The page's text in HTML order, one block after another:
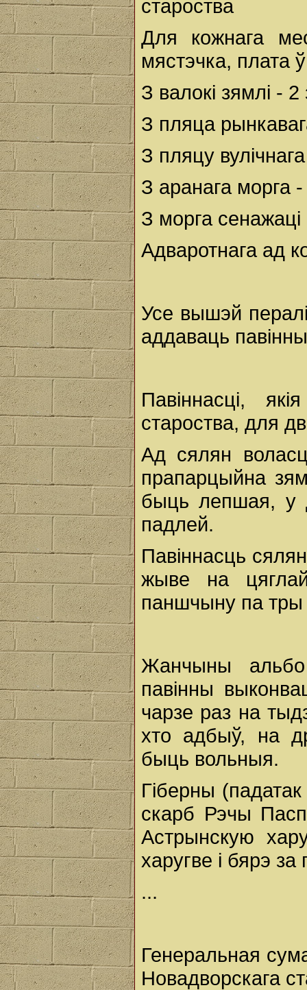
староства
Для кожнага
мястэчка, плата
З валокі зямлі - 2
З пляца
З пляцу
З аранага морга -
З морга
Адваротнага ад
Усе вышэй
аддаваць
Павіннасці,
староства, для
Ад сялян
прапарцыйна
быць лепшая, у
падлей.
Павіннасць
жыве на
паншчыну па тры
Жанчыны
павінны
чарзе раз на
хто адбыў, на
быць вольныя.
Гіберны
скарб Рэчы
Астрынскую
харугве і бярэ за
...
Генеральная
Новадворскага